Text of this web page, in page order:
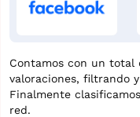
Contamos con un total
valoraciones, filtrando
Finalmente
red.